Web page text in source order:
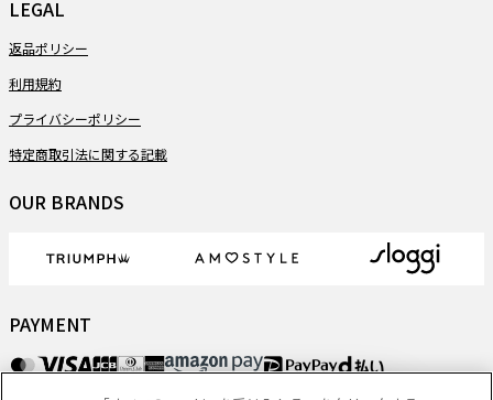
LEGAL
返品ポリシー
利用規約
プライバシーポリシー
特定商取引法に関する記載
OUR BRANDS
PAYMENT